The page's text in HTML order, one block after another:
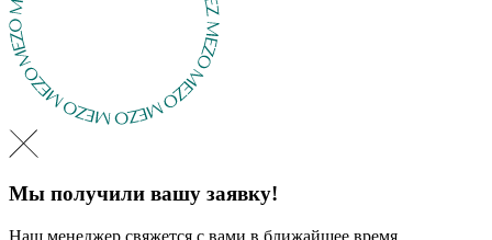
Мы получили вашу заявку!
Наш менеджер свяжется с вами в ближайшее время.